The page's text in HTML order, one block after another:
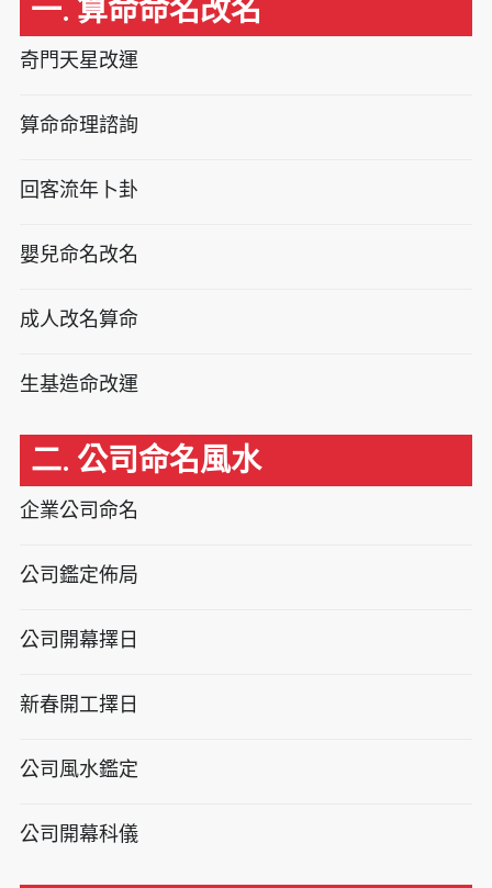
一. 算命命名改名
奇門天星改運
算命命理諮詢
回客流年卜卦
嬰兒命名改名
成人改名算命
生基造命改運
二. 公司命名風水
企業公司命名
公司鑑定佈局
公司開幕擇日
新春開工擇日
公司風水鑑定
公司開幕科儀